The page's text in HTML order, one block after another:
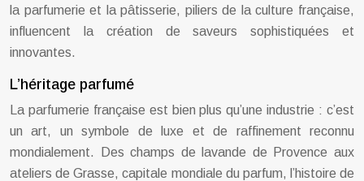
la parfumerie et la pâtisserie, piliers de la culture française,
influencent la création de saveurs sophistiquées et
innovantes.
L’héritage parfumé
La parfumerie française est bien plus qu’une industrie : c’est
un art, un symbole de luxe et de raffinement reconnu
mondialement. Des champs de lavande de Provence aux
ateliers de Grasse, capitale mondiale du parfum, l’histoire de